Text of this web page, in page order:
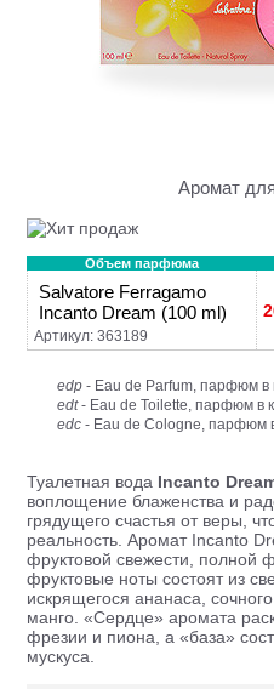
Аромат
Объем парфюма
Salvatore Ferragamo
Incanto Dream (100 ml)
Артикул: 363189
edp - Eau de Parfum, парфюм
edt- Eau de Toilette, парфюм в
edc - Eau de Cologne, парфюм
Туалетная вода Incanto
воплощение блаженства и
грядущего счастья от веры,
реальность. Аромат Incanto
фруктовой свежести, полной
фруктовые ноты состоят из
искрящегося ананаса,
манго. «Сердце» аромата
фрезии и пиона, а «база»
мускуса.